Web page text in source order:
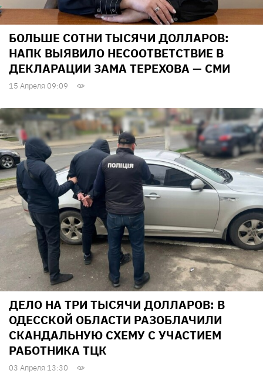
БОЛЬШЕ СОТНИ ТЫСЯЧИ ДОЛЛАРОВ:
НАПК ВЫЯВИЛО НЕСООТВЕТСТВИЕ В
ДЕКЛАРАЦИИ ЗАМА ТЕРЕХОВА — СМИ
15 Апреля 09:09
ДЕЛО НА ТРИ ТЫСЯЧИ ДОЛЛАРОВ: В
ОДЕССКОЙ ОБЛАСТИ РАЗОБЛАЧИЛИ
СКАНДАЛЬНУЮ СХЕМУ С УЧАСТИЕМ
РАБОТНИКА ТЦК
03 Апреля 13:30